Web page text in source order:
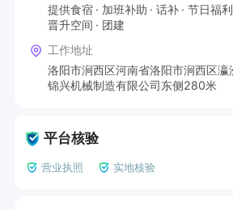
提供食宿
加班补助 话补 节日福利
晋升空间
团建
工作地址
洛阳市涧西区河南省洛阳市涧西区瀛
锦兴机械制造有限公司东侧280米
平台核验
营业执照 实地核验